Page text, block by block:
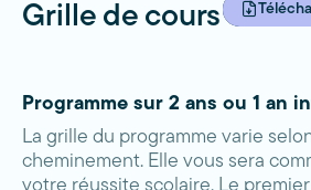
Grille de cours
Programme sur 2 ans ou 1 an
La grille du programme varie
cheminement. Elle vous sera